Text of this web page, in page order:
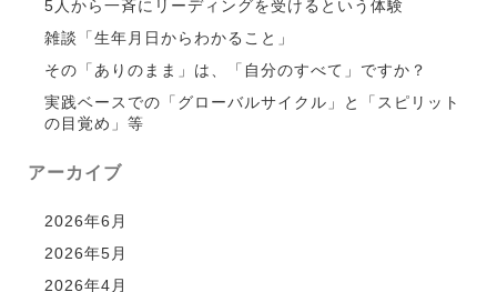
5人から一斉にリーディングを受けるという体験
雑談「生年月日からわかること」
その「ありのまま」は、「自分のすべて」ですか？
実践ベースでの「グローバルサイクル」と「スピリット
の目覚め」等
アーカイブ
2026年6月
2026年5月
2026年4月